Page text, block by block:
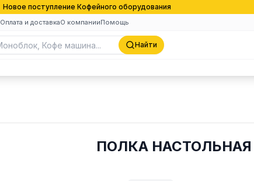
Новое поступление Кофейного оборудования
Оплата и доставкаО компанииПомощь
Найти
ПОЛКА НАСТОЛЬНАЯ